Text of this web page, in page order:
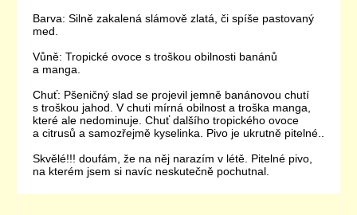
Barva: Silně zakalená slámově zlatá, či spíše pastovaný
med.
Vůně: Tropické ovoce s troškou obilnosti banánů
a manga.
Chuť: Pšeničný slad se projevil jemně banánovou chutí
s troškou jahod. V chuti mírná obilnost a troška manga,
které ale nedominuje. Chuť dalšího tropického ovoce
a citrusů a samozřejmě kyselinka. Pivo je ukrutně pitelné..
Skvělé!!! doufám, že na něj narazím v létě. Pitelné pivo,
na kterém jsem si navíc neskutečně pochutnal.